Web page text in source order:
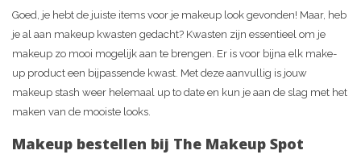
Goed, je hebt de juiste items voor je makeup look gevonden! Maar, heb
je al aan makeup kwasten gedacht? Kwasten zijn essentieel om je
makeup zo mooi mogelijk aan te brengen. Er is voor bijna elk make-
up product een bijpassende kwast. Met deze aanvullig is jouw
makeup stash weer helemaal up to date en kun je aan de slag met het
maken van de mooiste looks.
Makeup bestellen bij The Makeup Spot